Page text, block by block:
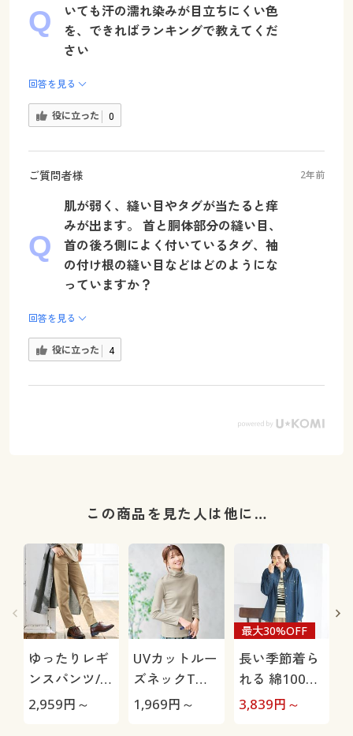
いても汗の濡れ染みが目立ちにくい色
を、できればランキングで教えてくだ
さい
回答を見る
役に立った 0
ご質問者様 2年前
肌が弱く、縫い目やタグが当たると痒
みが出ます。 首と胴体部分の縫い目、
首の後ろ側によく付いているタグ、袖
の付け根の縫い目などはどのようにな
っていますか？
回答を見る
役に立った 4
この商品を見た人は他に…
ゆったりレギ
ンスパンツ/細
見えが叶うら
2,959円～
UVカットルー
ズネックTシ
ャツ(長袖)(綿
1,969円～
長い季節着ら
れる 綿100%
デニムシャツ
最大30%OFF
3,839円～